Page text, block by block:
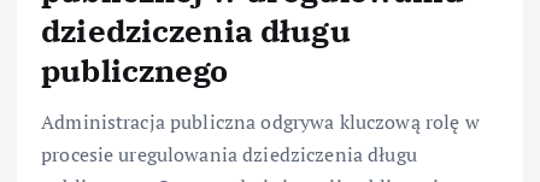
dziedziczenia długu
publicznego
Administracja publiczna odgrywa kluczową rolę w
procesie uregulowania dziedziczenia długu